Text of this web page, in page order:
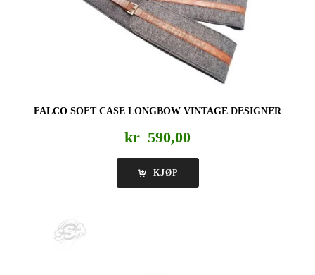
FALCO SOFT CASE LONGBOW VINTAGE DESIGNER
kr 590,00
KJØP